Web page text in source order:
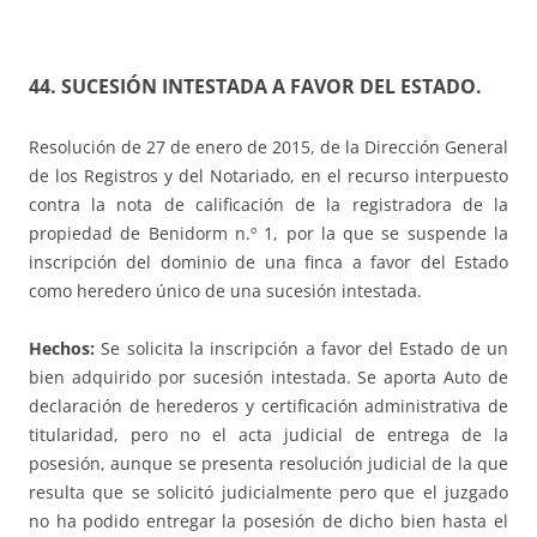
44. SUCESIÓN INTESTADA A FAVOR DEL ESTADO.
Resolución de 27 de enero de 2015, de la Dirección General
de los Registros y del Notariado, en el recurso interpuesto
contra la nota de calificación de la registradora de la
propiedad de Benidorm n.º 1, por la que se suspende la
inscripción del dominio de una finca a favor del Estado
como heredero único de una sucesión intestada.
Hechos: Se solicita la inscripción a favor del Estado de un
bien adquirido por sucesión intestada. Se aporta Auto de
declaración de herederos y certificación administrativa de
titularidad, pero no el acta judicial de entrega de la
posesión, aunque se presenta resolución judicial de la que
resulta que se solicitó judicialmente pero que el juzgado
no ha podido entregar la posesión de dicho bien hasta el